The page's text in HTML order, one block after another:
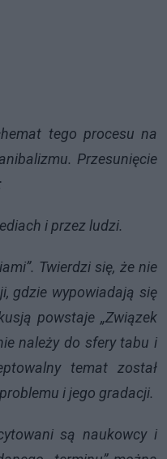
tego procesu na
Przesunięcie
i przez ludzi.
Twierdzi się, że nie
gdzie wypowiadają się
powstaje „Związek
należy do sfery tabu i
temat został
i jego gradacji.
są naukowcy i